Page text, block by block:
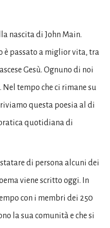
nascita di John Main.
passato a miglior vita, tra
Gesù. Ognuno di noi
tempo che ci rimane su
questa poesia al di
quotidiana di
di persona alcuni dei
viene scritto oggi. In
con i membri dei 250
la sua comunità e che si